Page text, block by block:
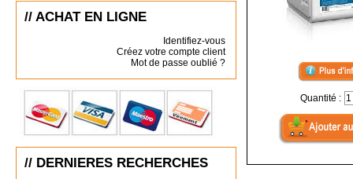
// ACHAT EN LIGNE
Identifiez-vous
Créez votre compte client
Mot de passe oublié ?
// DERNIERES RECHERCHES
Quantité :